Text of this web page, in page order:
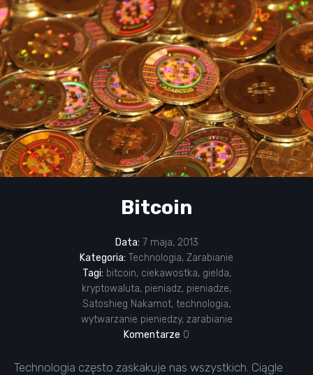
Bitcoin
Data: 7 maja, 2013
Kategoria: Technologia, Zarabianie
Tagi: bitcoin, ciekawostka, gielda,
kryptowaluta, pieniadz, pieniadze,
Satoshieg Nakamot, technologia,
wytwarzanie pieniedzy, zarabianie
Komentarze 0
Technologia często zaskakuje nas wszystkich. Ciągle